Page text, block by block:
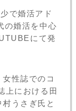
で婚活アド
の婚活を中心
にて発
性誌でのコ
上における田
うさぎ氏と